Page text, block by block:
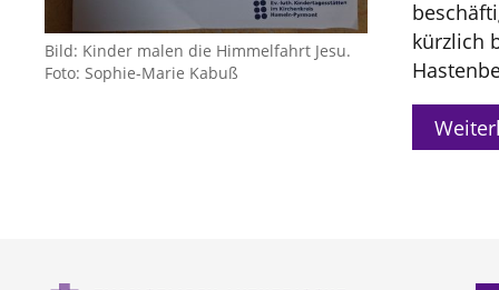
Bild: Kinder malen die Himmelfahrt Jesu.
Foto: Sophie-Marie Kabuß
kürzlich